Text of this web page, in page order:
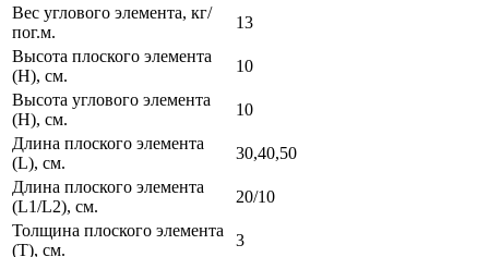
Вес углового элемента, кг/
пог.м.
13
Высота плоского элемента
(H), см.
10
Высота углового элемента
(H), см.
10
Длина плоского элемента
(L), см.
30,40,50
Длина плоского элемента
(L1/L2), см.
20/10
Толщина плоского элемента
(T), см.
3